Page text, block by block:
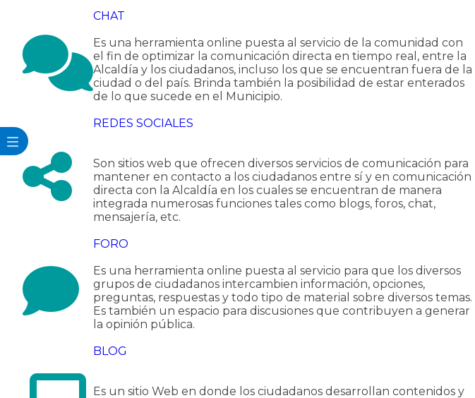
CHAT
Es una herramienta online puesta al servicio de la comunidad con
el fin de optimizar la comunicación directa en tiempo real, entre la
Alcaldía y los ciudadanos, incluso los que se encuentran fuera de la
ciudad o del país. Brinda también la posibilidad de estar enterados
de lo que sucede en el Municipio.
REDES SOCIALES
Son sitios web que ofrecen diversos servicios de comunicación para
mantener en contacto a los ciudadanos entre sí y en comunicación
directa con la Alcaldía en los cuales se encuentran de manera
integrada numerosas funciones tales como blogs, foros, chat,
mensajería, etc.
FORO
Es una herramienta online puesta al servicio para que los diversos
grupos de ciudadanos intercambien información, opciones,
preguntas, respuestas y todo tipo de material sobre diversos temas.
Es también un espacio para discusiones que contribuyen a generar
la opinión pública.
BLOG
Es un sitio Web en donde los ciudadanos desarrollan contenidos y